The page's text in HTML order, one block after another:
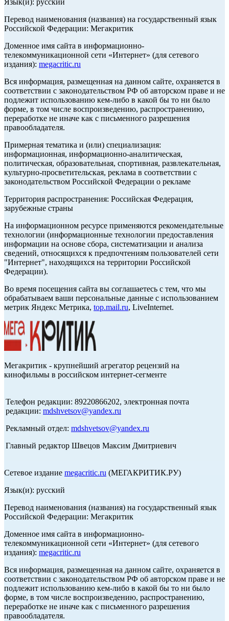
Язык(и): русский
Перевод наименования (названия) на государственный язык
Российской Федерации: Мегакритик
Доменное имя сайта в информационно-
телекоммуникационной сети «Интернет» (для сетевого
издания): megacritic.ru
Вся информация, размещенная на данном сайте, охраняется в
соответствии с законодательством РФ об авторском праве и не
подлежит использованию кем-либо в какой бы то ни было
форме, в том числе воспроизведению, распространению,
переработке не иначе как с письменного разрешения
правообладателя.
Примерная тематика и (или) специализация:
информационная, информационно-аналитическая,
политическая, образовательная, спортивная, развлекательная,
культурно-просветительская, реклама в соответствии с
законодательством Российской Федерации о рекламе
Территория распространения: Российская Федерация,
зарубежные страны
На информационном ресурсе применяются рекомендательные
технологии (информационные технологии предоставления
информации на основе сбора, систематизации и анализа
сведений, относящихся к предпочтениям пользователей сети
"Интернет", находящихся на территории Российской
Федерации).
Во время посещения сайта вы соглашаетесь с тем, что мы
обрабатываем ваши персональные данные с использованием
метрик Яндекс Метрика, top.mail.ru, LiveInternet.
Мегакритик - крупнейший агрегатор рецензий на
кинофильмы в российском интернет-сегменте
Телефон редакции: 89220866202, электронная почта
редакции: mdshvetsov@yandex.ru
Рекламный отдел: mdshvetsov@yandex.ru
Главный редактор Швецов Максим Дмитриевич
Сетевое издание megacritic.ru (МЕГАКРИТИК.РУ)
Язык(и): русский
Перевод наименования (названия) на государственный язык
Российской Федерации: Мегакритик
Доменное имя сайта в информационно-
телекоммуникационной сети «Интернет» (для сетевого
издания): megacritic.ru
Вся информация, размещенная на данном сайте, охраняется в
соответствии с законодательством РФ об авторском праве и не
подлежит использованию кем-либо в какой бы то ни было
форме, в том числе воспроизведению, распространению,
переработке не иначе как с письменного разрешения
правообладателя.